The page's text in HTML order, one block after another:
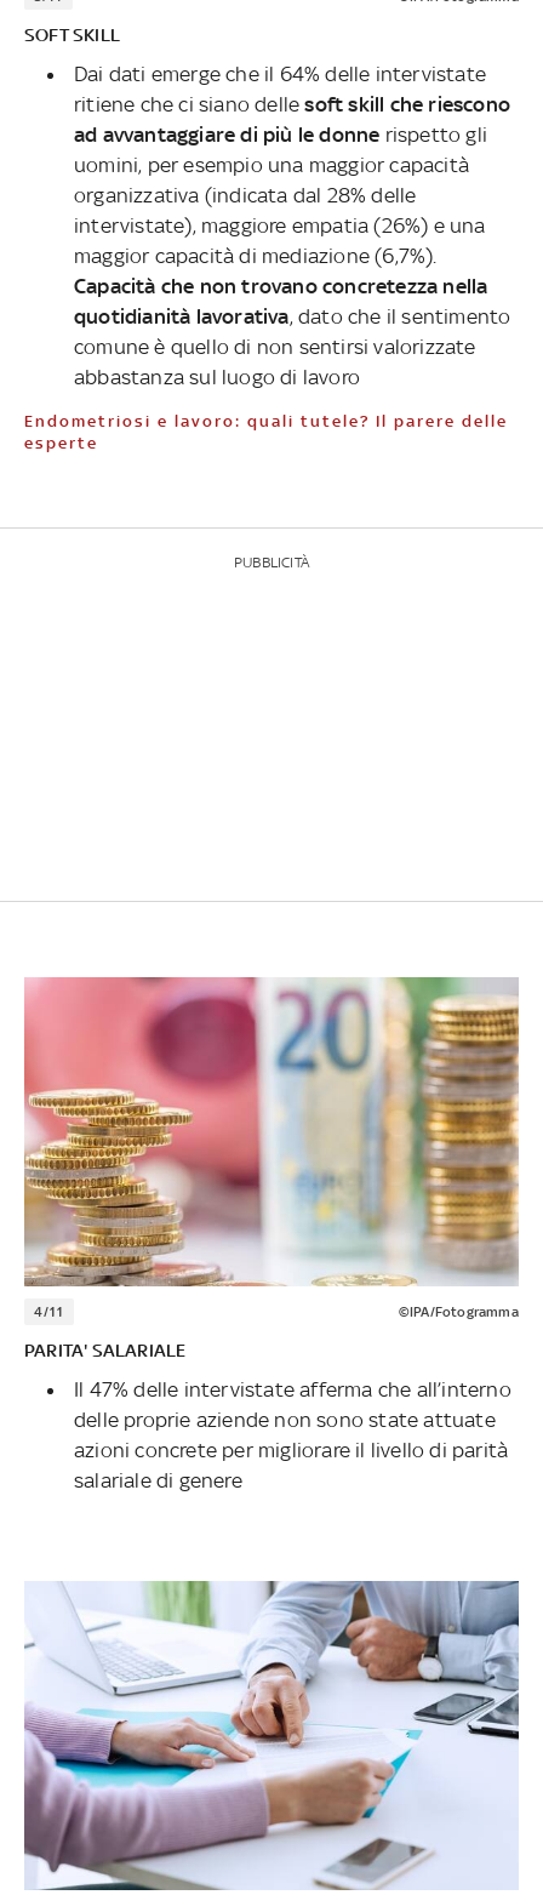
SOFT SKILL
Dai dati emerge che il 64% delle intervistate
ritiene che ci siano dellesoft skill che riescono
ad avvantaggiare di più le donne rispetto gli
uomini, per esempio una maggior capacità
organizzativa (indicata dal 28% delle
intervistate), maggiore empatia (26%) e una
maggior capacità di mediazione (6,7%).
Capacità che non trovano concretezza nella
quotidianità lavorativa, dato che il sentimento
comune è quello di non sentirsi valorizzate
abbastanza sul luogo di lavoro
Endometriosi e lavoro: quali tutele? Il parere delle
esperte
PUBBLICITÀ
4/11 ©IPA/Fotogramma
PARITA' SALARIALE
Il 47% delle intervistate afferma che all’interno
delle proprie aziende non sono state attuate
azioni concrete per migliorare il livello di parità
salariale di genere